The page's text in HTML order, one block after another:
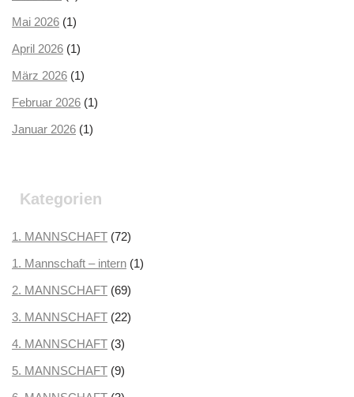
Mai 2026 (1)
April 2026 (1)
März 2026 (1)
Februar 2026 (1)
Januar 2026 (1)
September 2025
August 2025(2)
Juli 2025(3)
Juni 2025(1)
Mai 2025(1)
April 2025(3)
März 2025(3)
Kategorien
1. MANNSCHAFT (72)
1. Mannschaft – intern (1)
2. MANNSCHAFT (69)
3. MANNSCHAFT (22)
4. MANNSCHAFT (3)
5. MANNSCHAFT (9)